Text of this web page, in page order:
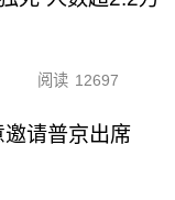
阅读 12697
请普京出席